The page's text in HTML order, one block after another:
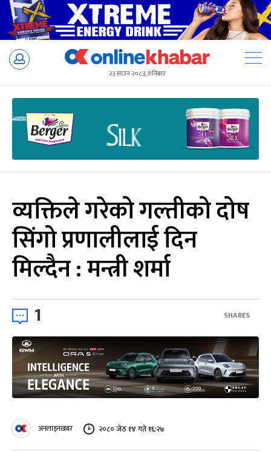
Skip
२३ साउन २०८३, शनिबार
व्यक्तिले गरेको गल्तीको दोष
सिंगो प्रणालीलाई दिन
मिल्दैन : मन्त्री शर्मा
1 SHARES
अनलाइनखबर २०८० जेठ १४ गते १६:२७